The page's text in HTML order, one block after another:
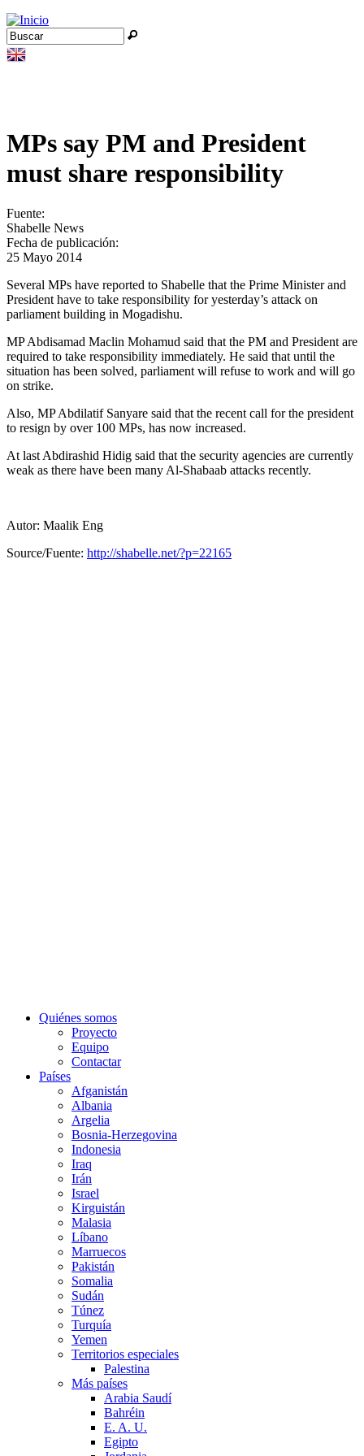
Jump to navigation
Formulario de búsqueda
Buscar
MPs say PM and President
must share responsibility
Fuente:
Shabelle News
Fecha de publicación:
25 Mayo 2014
Several MPs have reported to Shabelle that the Prime Minister and
President have to take responsibility for yesterday’s attack on
parliament building in Mogadishu.
MP Abdisamad Maclin Mohamud said that the PM and President are
required to take responsibility immediately. He said that until the
situation has been solved, parliament will refuse to work and will go
on strike.
Also, MP Abdilatif Sanyare said that the recent call for the president
to resign by over 100 MPs, has now increased.
At last Abdirashid Hidig said that the security agencies are currently
weak as there have been many Al-Shabaab attacks recently.
Autor: Maalik Eng
Source/Fuente: http://shabelle.net/?p=22165
Quiénes somos
Proyecto
Equipo
Contactar
Países
Afganistán
Albania
Argelia
Bosnia-Herzegovina
Indonesia
Iraq
Irán
Israel
Kirguistán
Malasia
Líbano
Marruecos
Pakistán
Somalia
Sudán
Túnez
Turquía
Yemen
Territorios especiales
Palestina
Más países
Arabia Saudí
Bahréin
E. A. U.
Egipto